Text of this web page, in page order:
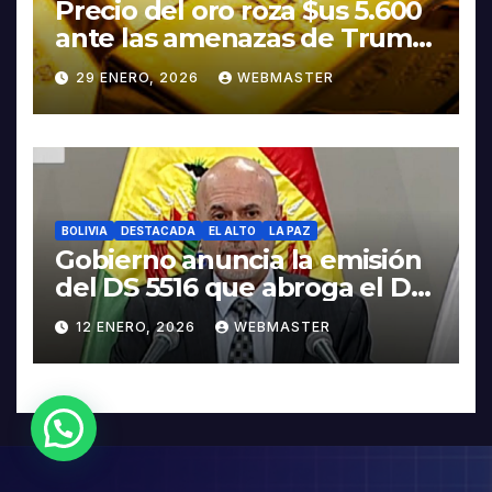
Precio del oro roza $us 5.600
ante las amenazas de Trump
contra Irán
29 ENERO, 2026 WEBMASTER
BOLIVIA DESTACADA EL ALTO LA PAZ
Gobierno anuncia la emisión
del DS 5516 que abroga el DS
5503
12 ENERO, 2026 WEBMASTER